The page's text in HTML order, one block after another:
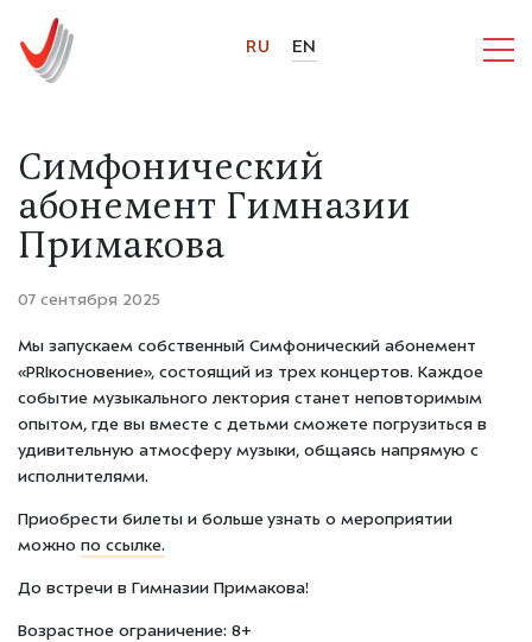
RU EN
Симфонический
абонемент Гимназии
Примакова
07 сентября 2025
Мы запускаем собственный Симфонический абонемент
«PRIкосновение», состоящий из трех концертов. Каждое
событие музыкального лектория станет неповторимым
опытом, где вы вместе с детьми сможете погрузиться в
удивительную атмосферу музыки, общаясь напрямую с
исполнителями.
Приобрести билеты и больше узнать о мероприятии
можно по ссылке.
До встречи в Гимназии Примакова!
Возрастное ограничение: 8+